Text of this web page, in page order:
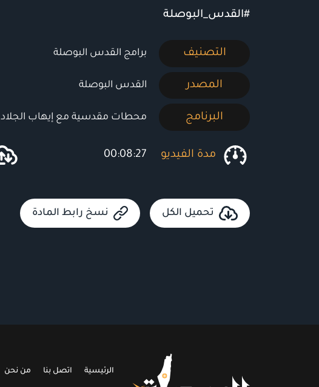
#القدس_البوصلة
التصنيف برامج القدس البوصلة
المصدر القدس البوصلة
البرنامج محطات مقدسية مع إيهاب الجلاد
مدة الفيديو 00:08:27
تحميل الكل نسخ رابط المادة
الرئيسية اتصل بنا من نحن